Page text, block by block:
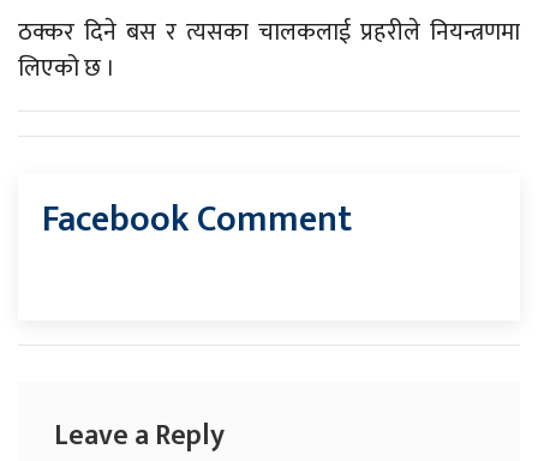
ठक्कर दिने बस र त्यसका चालकलाई प्रहरीले नियन्त्रणमा
लिएको छ ।
Facebook Comment
Leave a Reply